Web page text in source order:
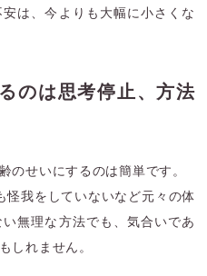
は、今よりも大幅に小さくな
のは思考停止、方法
のせいにするのは簡単です。
怪我をしていないなど元々の体
無理な方法でも、気合いであ
しれません。